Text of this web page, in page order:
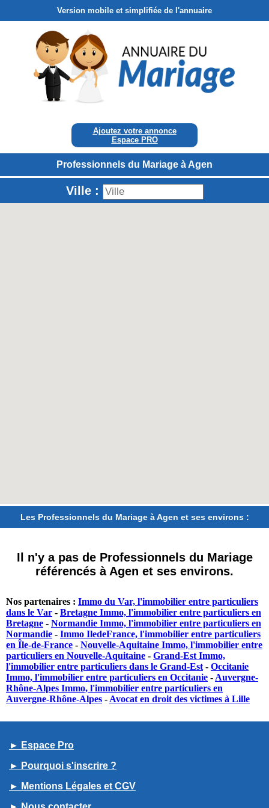
Version mobile et simplifiée de l'annuaire
Ajoutez votre annonce
Espace PRO
Professionnels du Mariage à Agen
Ville :
Les Professionnels du Mariage à Agen et ses environs :
Il n'y a pas de Professionnels du Mariage
référencés à Agen et ses environs.
Nos partenaires : Immo du Var, l'immobilier entre particuliers
dans le Var - Bretagne Immo, l'immobilier entre particuliers en
Bretagne - Normandie Immo, l'immobilier entre particuliers en
Normandie - Immo IledeFrance, l'immobilier entre particuliers
en Île-de-France - Nouvelle-Aquitaine Immo, l'immobilier entre
particuliers en Nouvelle-Aquitaine - Grand-Est Immo,
l'immobilier entre particuliers dans le Grand-Est - Occitanie
Immo, l'immobilier entre particuliers en Occitanie - Auvergne-
Rhône-Alpes Immo, l'immobilier entre particuliers en
Auvergne-Rhône-Alpes - Avocat en droit des victimes à Lille
► Espace Pro
► Pourquoi s'inscrire ?
► Mentions Légales et CGV